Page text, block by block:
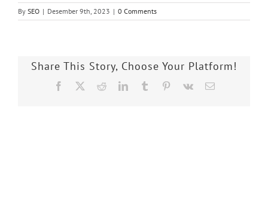
By SEO | Desember 9th, 2023 | 0 Comments
Share This Story, Choose Your Platform!
Facebook RedditLinkedInTumblr Pinterest
Vk Email